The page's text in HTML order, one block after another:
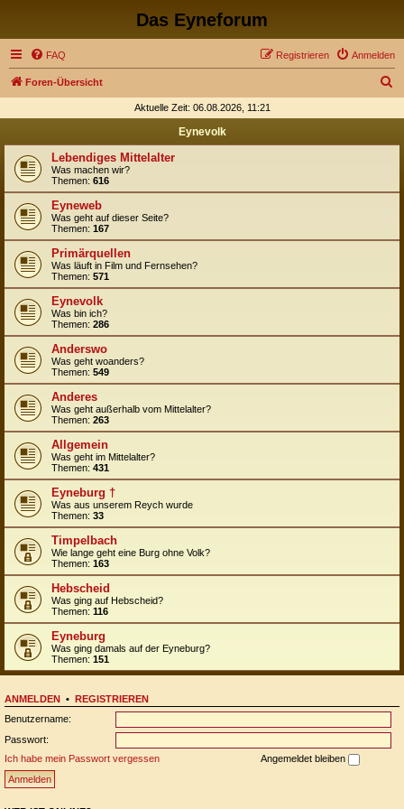
Das Eyneforum
FAQ Anmelden
Registrieren
Foren-Übersicht
h
Aktuelle Zeit: 06.08.2026, 11:21
Eynevolk
Lebendiges Mittelalter
Was machen wir?
Themen: 616
Eyneweb
Was geht auf dieser Seite?
Themen: 167
Primärquellen
Was läuft in Film und Fernsehen?
Themen: 571
Eynevolk
Was bin ich?
Themen: 286
Anderswo
Was geht woanders?
Themen: 549
Anderes
Was geht außerhalb vom Mittelalter?
Themen: 263
Allgemein
Was geht im Mittelalter?
Themen: 431
Eyneburg †
Was aus unserem Reych wurde
Themen: 33
Timpelbach
Wie lange geht eine Burg ohne Volk?
Themen: 163
Hebscheid
Was ging auf Hebscheid?
Themen: 116
Eyneburg
Was ging damals auf der Eyneburg?
Themen: 151
ANMELDEN • REGISTRIEREN
Benutzername:
Passwort:
Ich habe mein Passwort vergessen
Angemeldet bleiben